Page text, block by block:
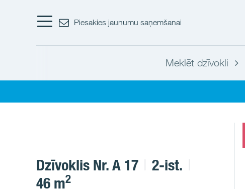
Piesakies jaunumu saņemšanai
Meklēt dzīvokli
Dzīvoklis Nr. A 17
2-ist.
46 m2